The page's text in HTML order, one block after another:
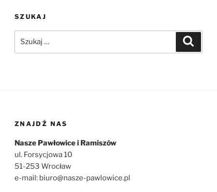
SZUKAJ
ZNAJDŹ NAS
Nasze Pawłowice i Ramiszów
ul. Forsycjowa 10
51-253 Wrocław
e-mail: biuro@nasze-pawlowice.pl